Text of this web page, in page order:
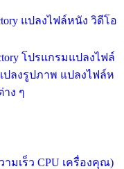
แปลงไฟล์หนัง วิดีโอ
โปรแกรมแปลงไฟล์
ปลงรูปภาพ แปลงไฟล์ห
าง ๆ
ามเร็ว CPU เครื่องคุณ)